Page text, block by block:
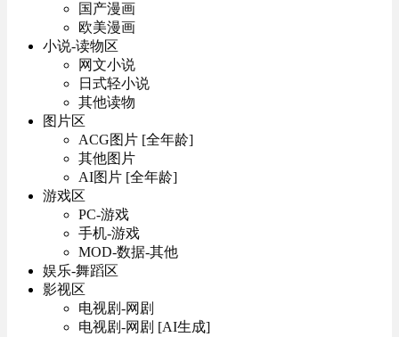
国产漫画
欧美漫画
小说-读物区
网文小说
日式轻小说
其他读物
图片区
ACG图片 [全年龄]
其他图片
AI图片 [全年龄]
游戏区
PC-游戏
手机-游戏
MOD-数据-其他
娱乐-舞蹈区
影视区
电视剧-网剧
电视剧-网剧 [AI生成]